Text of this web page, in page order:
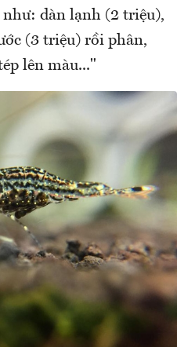
dàn lạnh (2 triệu),
(3 triệu) rồi phân,
lên màu..."